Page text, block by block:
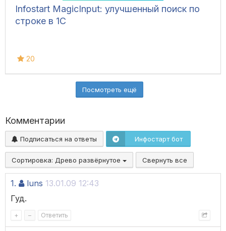
Infostart MagicInput: улучшенный поиск по
строке в 1С
20
Посмотреть ещё
Комментарии
Подписаться на ответы Инфостарт бот
Сортировка: Древо развёрнутое Свернуть все
1. luns 13.01.09 12:43
Гуд.
+ – Ответить